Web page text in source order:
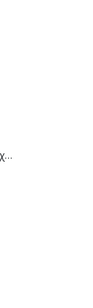
092- Λαμπάδα με μπρελόκ ρολόι μηχανή